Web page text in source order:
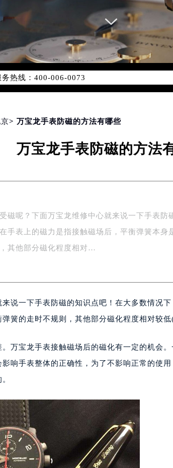
化升级公告
热线：400-006-0073
，服务覆盖中国大陆、香港、澳门、台湾
地址：
楼W3座6层602室（需提前预约）
2座37层3705室（需提前预约）
1号楼18层1803室（需提前预约）
字楼1号楼16层1604室（需提前预约）
心东塔写字楼（华润万象城）17层1706室（需
心写字楼8层805室（需提前预约）
中心写字楼A座13层1304室（需提前预约）
字楼（万象城）15层1508室（需提前预约）
心写字楼A塔7层704室（需提前预约）
易中心大厦南塔写字楼15层07室（需提前预约
写字楼1座30层05室（需提前预约）
字楼B座11层1104室（需提前预约）
楼15层03室（需提前预约）
写字楼24层2406B室（需提前预约）
广场写字楼9层902室（需提前预约）
> 万宝龙手表防磁的方法有哪些
万宝龙手表防磁的方法
磁呢？下面万宝龙维修中心就来说一下手表防
手表上的磁力是指接触磁场后，平衡弹簧本身
其他部分磁化程度相对…
来说一下手表防磁的知识点吧！在大多数情况
簧的走时不规则，其他部分磁化程度相对较低
万宝龙手表接触磁场后的磁化有一定的机会
响手表整体的正确性，为了不影响正常的使